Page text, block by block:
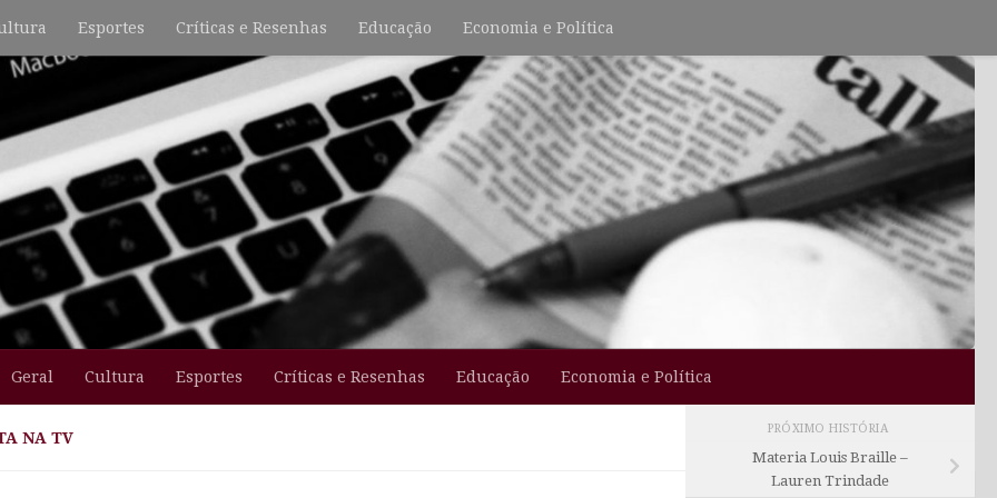
Esportes Críticas e Resenhas Educação Economia e Política
Geral Cultura Esportes Críticas e Resenhas Educação Economia e Política
NA TV
PRÓXIMO HISTÓRIA
Materia Louis Braille –
Lauren Trindade